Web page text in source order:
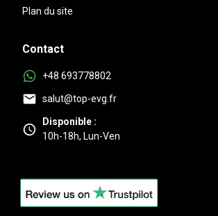
Plan du site
Contact
+48 693778802
salut@top-evg.fr
Disponible :
10h-18h, Lun-Ven